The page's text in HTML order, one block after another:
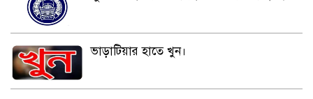
ভাড়াটিয়ার হাতে খুন।